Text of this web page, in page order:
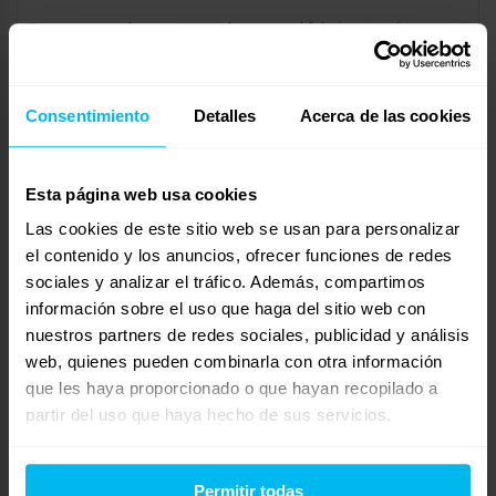
Consentimiento Detalles Acerca de las cookies
Esta página web usa cookies
Las cookies de este sitio web se usan para personalizar
el contenido y los anuncios, ofrecer funciones de redes
sociales y analizar el tráfico. Además, compartimos
información sobre el uso que haga del sitio web con
nuestros partners de redes sociales, publicidad y análisis
web, quienes pueden combinarla con otra información
que les haya proporcionado o que hayan recopilado a
partir del uso que haya hecho de sus servicios.
Permitir todas
Te recomendamos consultar con el fabricante si tu
colchón es reversible, ya que no todos lo son.
24 de febrero de 2025 a las 15:04 #122888
RESPONDE
R
Lorena Hurtado Invitado
Hola, foro,